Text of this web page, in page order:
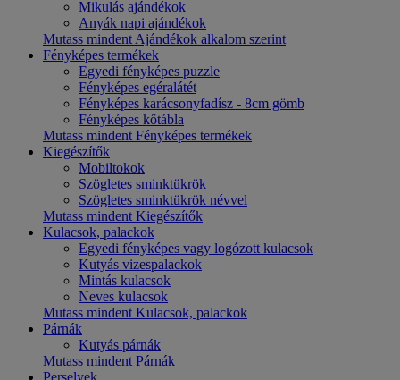
Mikulás ajándékok
Anyák napi ajándékok
Mutass mindent Ajándékok alkalom szerint
Fényképes termékek
Egyedi fényképes puzzle
Fényképes egéralátét
Fényképes karácsonyfadísz - 8cm gömb
Fényképes kőtábla
Mutass mindent Fényképes termékek
Kiegészítők
Mobiltokok
Szögletes sminktükrök
Szögletes sminktükrök névvel
Mutass mindent Kiegészítők
Kulacsok, palackok
Egyedi fényképes vagy logózott kulacsok
Kutyás vizespalackok
Mintás kulacsok
Neves kulacsok
Mutass mindent Kulacsok, palackok
Párnák
Kutyás párnák
Mutass mindent Párnák
Perselyek